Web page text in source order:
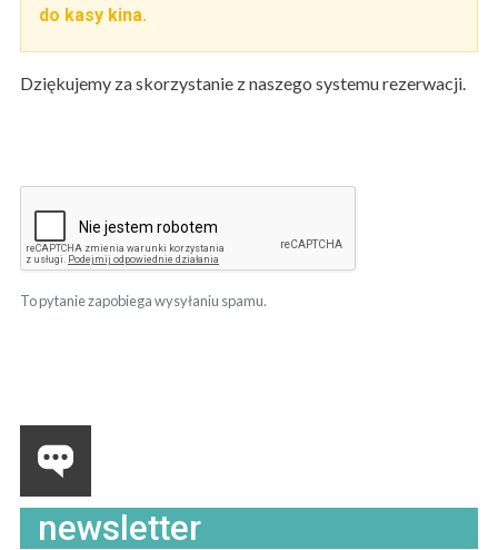
do kasy kina.
Dziękujemy za skorzystanie z naszego systemu rezerwacji.
To pytanie zapobiega wysyłaniu spamu.
newsletter